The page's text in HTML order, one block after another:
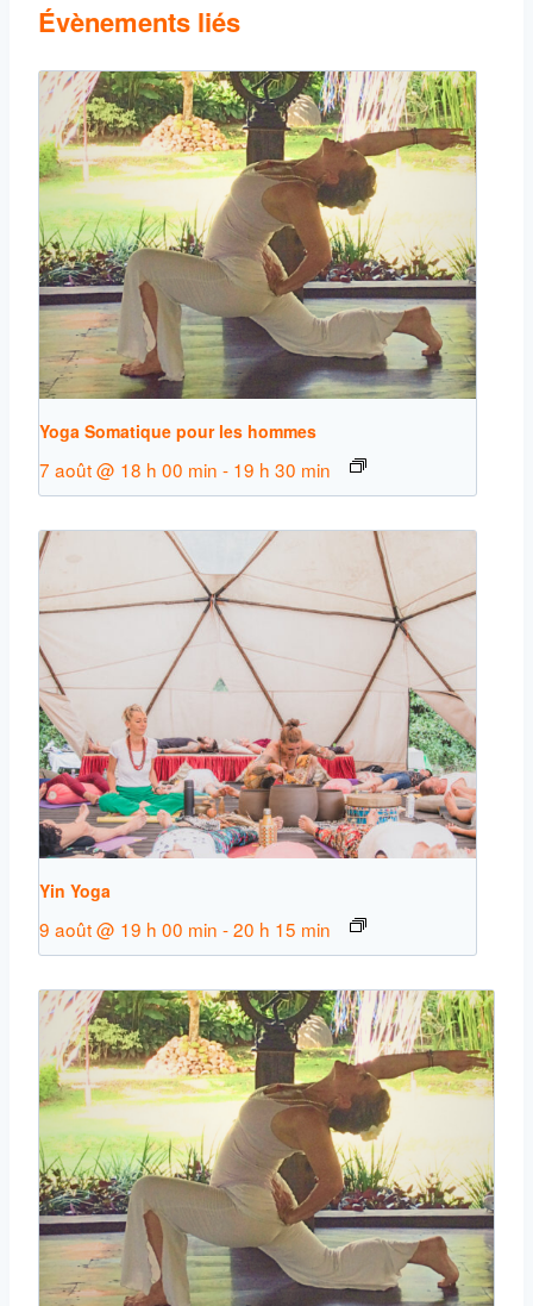
Évènements liés
Yoga Somatique pour les hommes
7 août @ 18 h 00 min - 19 h 30 min
Yin Yoga
9 août @ 19 h 00 min -20 h 15 min